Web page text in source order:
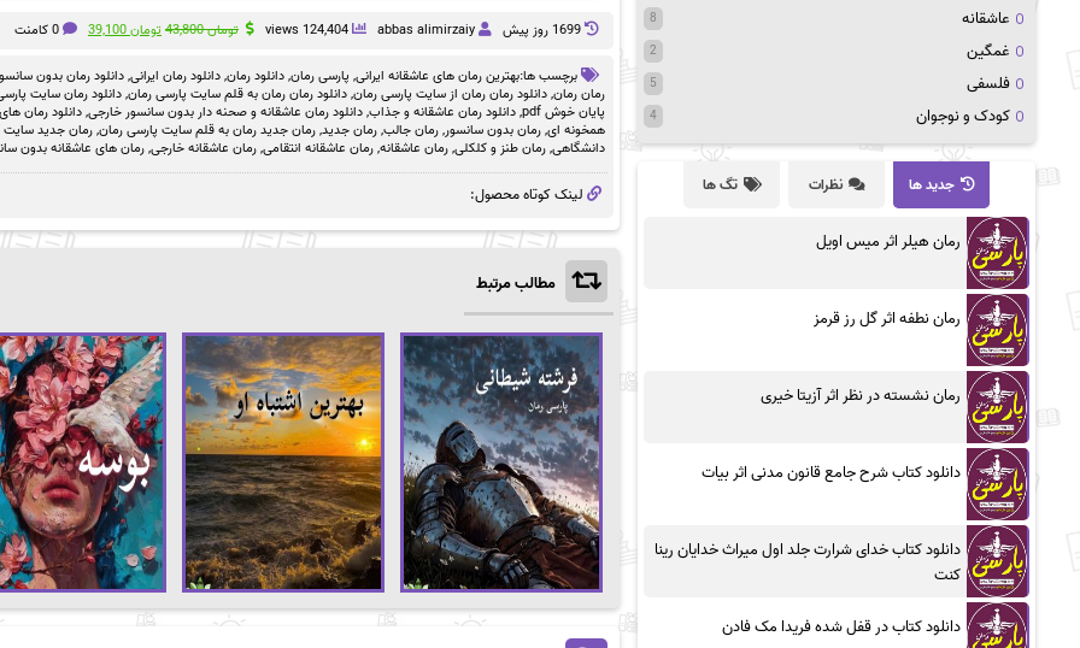
1699 روز پيش abbas alimirzaiy
124,404 views تومان43,800
قیمت
بود.
تومان39,100
قیمت
است.
0 کامنت
برچسب ها:بهترین رمان های عاشقانه ایرانی, پارسی رمان,دانلود رمان,دانلود رمان ایرانی,دانلود رمان بدون
رمان رمان,دانلود رمان رمان از سایت پارسی رمان,دانلود رمان رمان به قلم سایت پارسی رمان,دانلود رمان سایت
پایان خوش pdf
,دانلود رمان عاشقانه و جذاب,دانلود رمان عاشقانه و صحنه دار بدون سانسور خارجی,دانلود رمان
همخونه ای,رمان بدون سانسور,رمان جالب,رمان جدید,رمان جدید رمان به قلم سایت پارسی رمان,رمان جدید سایت
دانشگاهی,رمان طنز و کلکلی,رمان عاشقانه,رمان عاشقانه انتقامی,رمان عاشقانه خارجی,رمان های عاشقانه بدون
لینک کوتاه محصول:
مطالب مرتبط
عاشقانه 8
غمگین 2
فلسفی 5
کودک و نوجوان 4
جدید ها نظرات تگ ها
رمان هیلر اثر میس اویل
رمان نطفه اثر گل رز قرمز
رمان نشسته در نظر اثر آزیتا خیری
دانلود کتاب شرح جامع قانون مدنی اثر بیات
دانلود کتاب خدای شرارت جلد اول میراث خدایان رینا
کنت
دانلود کتاب در قفل شده فریدا مک فادن